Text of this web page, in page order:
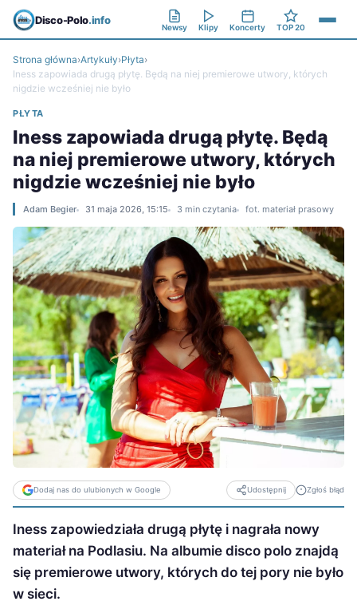
Disco-Polo.info
Newsy Klipy Koncerty TOP 20
Strona główna›Artykuły›Płyta›
Iness zapowiada drugą płytę. Będą na niej premierowe utwory, których
nigdzie wcześniej nie było
PŁYTA
Iness zapowiada drugą płytę. Będą
na niej premierowe utwory, których
nigdzie wcześniej nie było
Adam Begier 31 maja 2026, 15:15 3 min czytania fot. materiał prasowy
Dodaj nas do ulubionych w Google Udostępnij Zgłoś błąd
Iness zapowiedziała drugą płytę i nagrała nowy
materiał na Podlasiu. Na albumie disco polo znajdą
się premierowe utwory, których do tej pory nie było
w sieci.